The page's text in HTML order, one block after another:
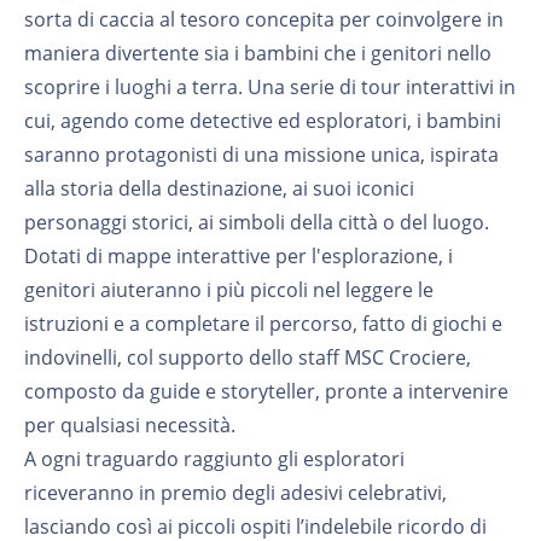
sorta di caccia al tesoro concepita per coinvolgere in
maniera divertente sia i bambini che i genitori nello
scoprire i luoghi a terra. Una serie di tour interattivi in
cui, agendo come detective ed esploratori, i bambini
saranno protagonisti di una missione unica, ispirata
alla storia della destinazione, ai suoi iconici
personaggi storici, ai simboli della città o del luogo.
Dotati di mappe interattive per l'esplorazione, i
genitori aiuteranno i più piccoli nel leggere le
istruzioni e a completare il percorso, fatto di giochi e
indovinelli, col supporto dello staff MSC Crociere,
composto da guide e storyteller, pronte a intervenire
per qualsiasi necessità.
A ogni traguardo raggiunto gli esploratori
riceveranno in premio degli adesivi celebrativi,
lasciando così ai piccoli ospiti l’indelebile ricordo di